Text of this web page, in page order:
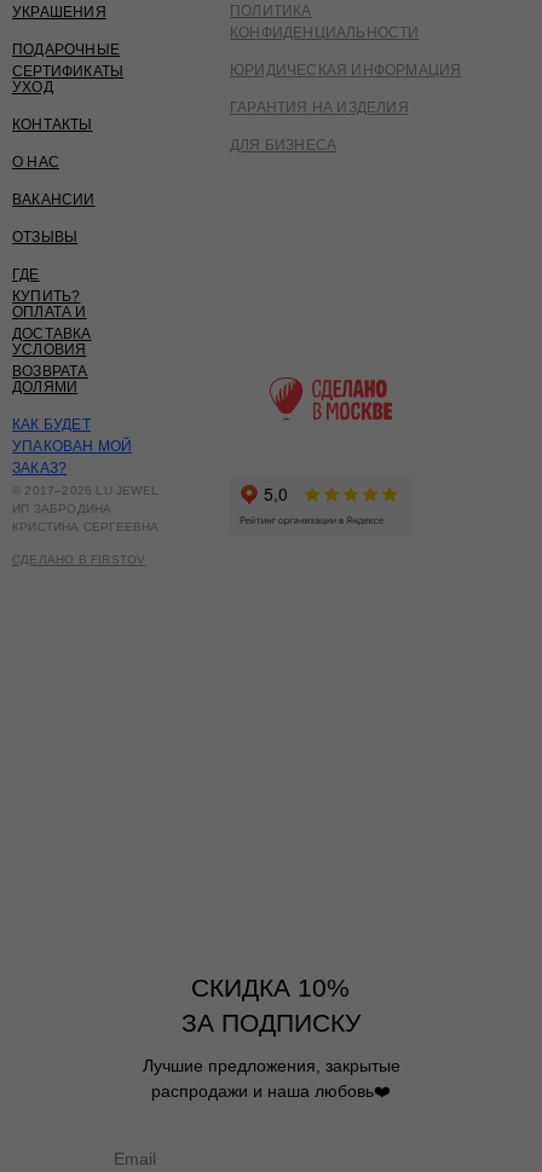
ПОЛИТИКА
КОНФИДЕНЦИАЛЬНОСТИ
ЮРИДИЧЕСКАЯ ИНФОРМАЦИЯ
ГАРАНТИЯ НА ИЗДЕЛИЯ
ДЛЯ БИЗНЕСА
© 2017–2026 LU JEWEL
ИП ЗАБРОДИНА
КРИСТИНА СЕРГЕЕВНА
СДЕЛАНО В FIRSTOV
УКРАШЕНИЯ
ПОДАРОЧНЫЕ
СЕРТИФИКАТЫ
КОНТАКТЫ
О НАС
ОПЛАТА И
ДОСТАВКА
УСЛОВИЯ
ВОЗВРАТА
УХОД
ОТЗЫВЫ
ГДЕ
КУПИТЬ?
КАК БУДЕТ
УПАКОВАН МОЙ
ЗАКАЗ?
ВАКАНСИИ
ДОЛЯМИ
СКИДКА 10%
ЗА ПОДПИСКУ
Лучшие предложения, закрытые
распродажи и наша любовь❤️